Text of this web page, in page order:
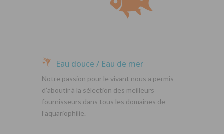
Eau douce / Eau de mer
Notre passion pour le vivant nous a permis
d’aboutir à la sélection des meilleurs
fournisseurs dans tous les domaines de
l’aquariophilie.